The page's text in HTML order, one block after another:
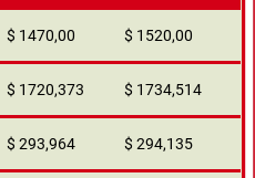
$ 1470,00 $ 1520,00
$ 1720,373 $ 1734,514
$ 293,964 $ 294,135